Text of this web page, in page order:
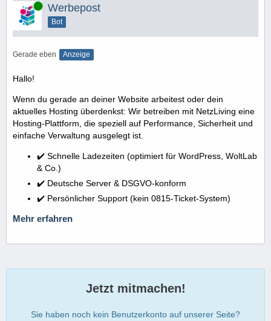
Online Werbepost
Bot
Gerade eben Anzeige
Hallo!
Wenn du gerade an deiner Website arbeitest oder dein
aktuelles Hosting überdenkst: Wir betreiben mit NetzLiving eine
Hosting-Plattform, die speziell auf Performance, Sicherheit und
einfache Verwaltung ausgelegt ist.
✔️ Schnelle Ladezeiten (optimiert für WordPress, WoltLab
& Co.)
✔️ Deutsche Server & DSGVO-konform
✔️ Persönlicher Support (kein 0815-Ticket-System)
Mehr erfahren
Jetzt mitmachen!
Sie haben noch kein Benutzerkonto auf unserer Seite?